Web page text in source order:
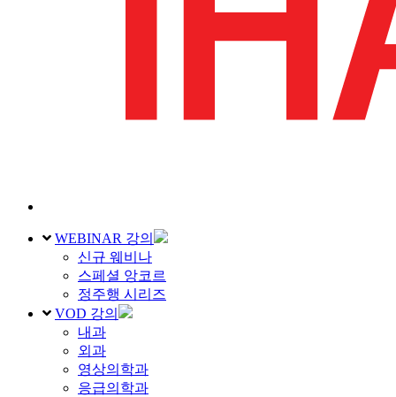
WEBINAR 강의
신규 웨비나
스페셜 앙코르
정주행 시리즈
VOD 강의
내과
외과
영상의학과
응급의학과